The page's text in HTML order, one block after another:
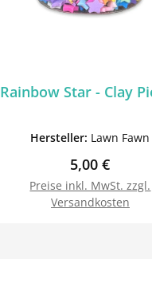
Rainbow Star - Clay
Hersteller: Lawn Fawn
Regulärer
5,00 €
Preise inkl. MwSt. zzgl.
Versandkosten